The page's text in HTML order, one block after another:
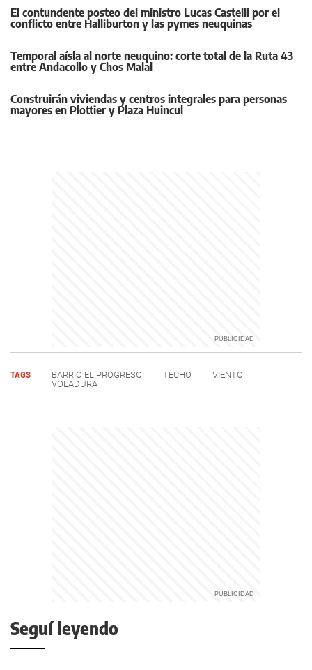
El contundente posteo del ministro Lucas Castelli por el
conflicto entre Halliburton y las pymes neuquinas
Temporal aísla al norte neuquino: corte total de la Ruta 43
entre Andacollo y Chos Malal
Construirán viviendas y centros integrales para personas
mayores en Plottier y Plaza Huincul
TAGS BARRIO EL PROGRESO TECHO
VIENTO
VOLADURA
Seguí leyendo